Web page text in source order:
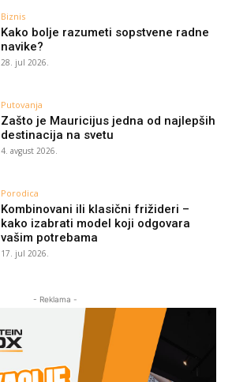
Biznis
Kako bolje razumeti sopstvene radne
navike?
28. jul 2026.
Putovanja
Zašto je Mauricijus jedna od najlepših
destinacija na svetu
4. avgust 2026.
Porodica
Kombinovani ili klasični frižideri –
kako izabrati model koji odgovara
vašim potrebama
17. jul 2026.
- Reklama -